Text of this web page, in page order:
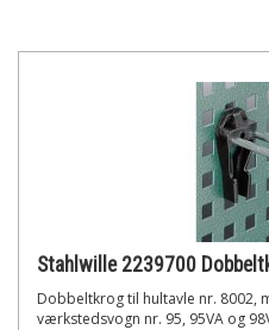
Stahlwille 2239700
Dobbeltkrog til hultavle nr. 8002,
værkstedsvogn nr. 95, 95VA og